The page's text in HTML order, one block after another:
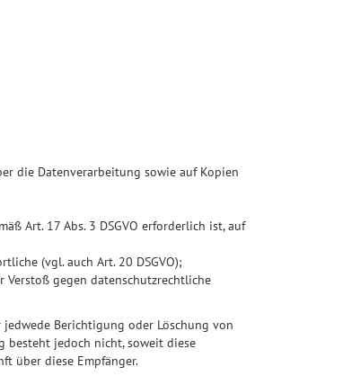
die Datenverarbeitung sowie auf Kopien
Art. 17 Abs. 3 DSGVO erforderlich ist, auf
(vgl. auch Art. 20 DSGVO);
Verstoß gegen datenschutzrechtliche
Berichtigung oder Löschung von
besteht jedoch nicht, soweit diese
über diese Empfänger.